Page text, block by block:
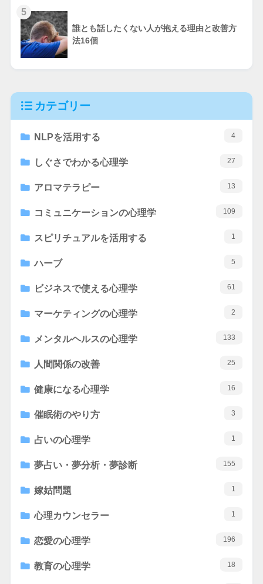
5
誰とも話したくない人が抱える理由と改善方
法16個
カテゴリー
NLPを活用する 4
しぐさでわかる心理学 27
アロマテラピー 13
コミュニケーションの心理学 109
スピリチュアルを活用する 1
ハーブ 5
ビジネスで使える心理学 61
マーケティングの心理学 2
メンタルヘルスの心理学 133
人間関係の改善 25
健康になる心理学 16
催眠術のやり方 3
占いの心理学 1
夢占い・夢分析・夢診断 155
嫁姑問題 1
心理カウンセラー 1
恋愛の心理学 196
教育の心理学 18